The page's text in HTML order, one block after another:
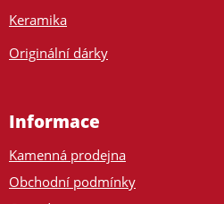
Keramika
Originální dárky
Informace
Kamenná prodejna
Obchodní podmínky